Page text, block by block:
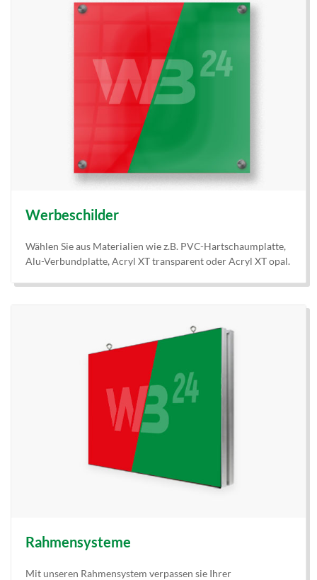
Werbeschilder
Wählen Sie aus Materialien wie z.B. PVC-Hartschaumplatte,
Alu-Verbundplatte, Acryl XT transparent oder Acryl XT opal.
Rahmensysteme
Mit unseren Rahmensystem verpassen sie Ihrer